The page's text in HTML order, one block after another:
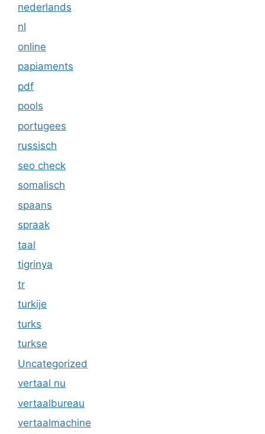
nederlands
nl
online
papiaments
pdf
pools
portugees
russisch
seo check
somalisch
spaans
spraak
taal
tigrinya
tr
turkije
turks
turkse
Uncategorized
vertaal nu
vertaalbureau
vertaalmachine